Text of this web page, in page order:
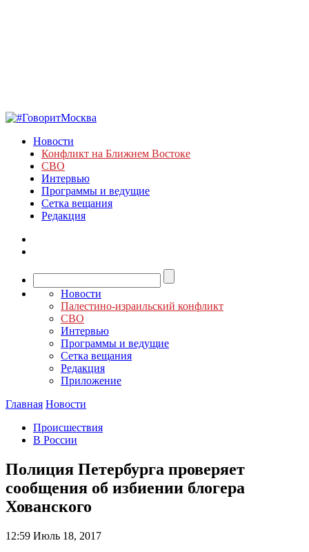
Новости
Конфликт на Ближнем Востоке
СВО
Интервью
Программы и ведущие
Сетка вещания
Редакция
Новости
Палестино-израильский конфликт
СВО
Интервью
Программы и ведущие
Сетка вещания
Редакция
Приложение
Главная Новости
Происшествия
В России
Полиция Петербурга проверяет
сообщения об избиении блогера
Хованского
12:59 Июль 18, 2017